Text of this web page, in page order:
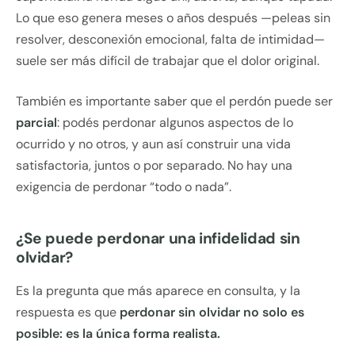
Lo que eso genera meses o años después —peleas sin
resolver, desconexión emocional, falta de intimidad—
suele ser más difícil de trabajar que el dolor original.
También es importante saber que el perdón puede ser
parcial: podés perdonar algunos aspectos de lo
ocurrido y no otros, y aun así construir una vida
satisfactoria, juntos o por separado. No hay una
exigencia de perdonar “todo o nada”.
¿Se puede perdonar una infidelidad sin
olvidar?
Es la pregunta que más aparece en consulta, y la
respuesta es que perdonar sin olvidar no solo es
posible: es la única forma realista.